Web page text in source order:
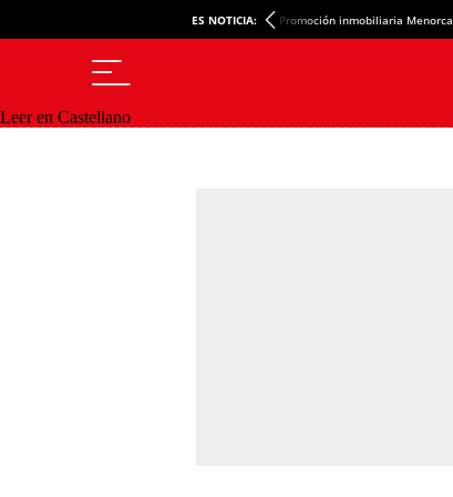
ES NOTICIA: Promoción inmobiliaria Menorca
Leer en Castellano